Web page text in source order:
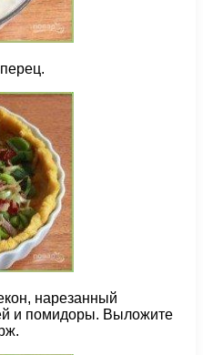
нарезанный
и помидоры. Выложите